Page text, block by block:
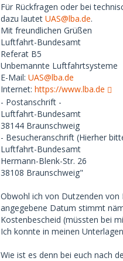
Für Rückfragen oder bei
dazu lautet UAS@lba.de.
Mit freundlichen Grüßen
Luftfahrt-Bundesamt
Referat B5
Unbemannte Luftfahrtsysteme
E-Mail: UAS@lba.de
Internet: https://www.lba.de
- Postanschrift -
Luftfahrt-Bundesamt
38144 Braunschweig
- Besucheranschrift (Hierher
Luftfahrt-Bundesamt
Hermann-Blenk-Str. 26
38108 Braunschweig"
Obwohl ich von Dutzenden
angegebene Datum stimmt
Kostenbescheid (müssten bei
Ich konnte in meinen
Wie ist es denn bei euch nach